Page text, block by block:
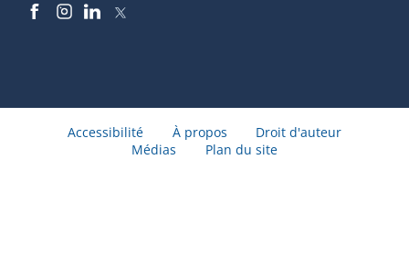
Accessibilité À propos
Droit d'auteur
Médias
Plan du site